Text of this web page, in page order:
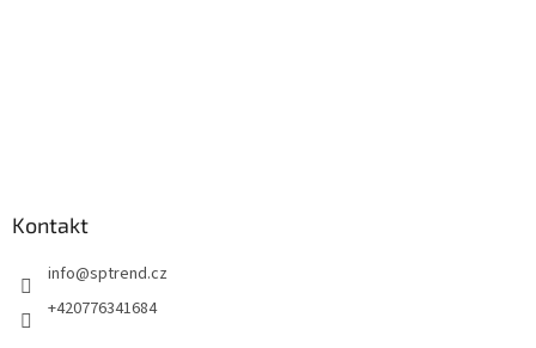
Kontakt
info@sptrend.cz
+420776341684